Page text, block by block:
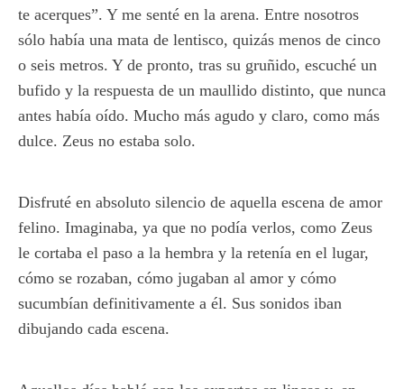
te acerques”. Y me senté en la arena. Entre nosotros
sólo había una mata de lentisco, quizás menos de cinco
o seis metros. Y de pronto, tras su gruñido, escuché un
bufido y la respuesta de un maullido distinto, que nunca
antes había oído. Mucho más agudo y claro, como más
dulce. Zeus no estaba solo.
Disfruté en absoluto silencio de aquella escena de amor
felino. Imaginaba, ya que no podía verlos, como Zeus
le cortaba el paso a la hembra y la retenía en el lugar,
cómo se rozaban, cómo jugaban al amor y cómo
sucumbían definitivamente a él. Sus sonidos iban
dibujando cada escena.